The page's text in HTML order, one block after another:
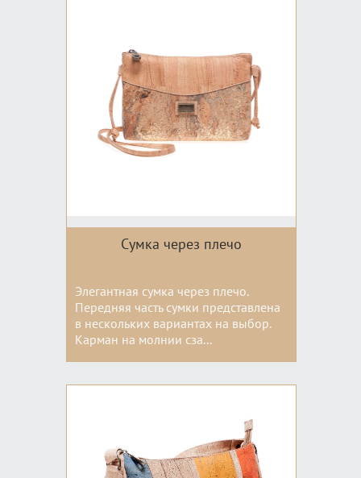
Сумка через плечо
Элегантная сумка через плечо.
Передняя часть сумки представлена
в нескольких вариантах на выбор.
Карман на молнии сза...
Цвета: